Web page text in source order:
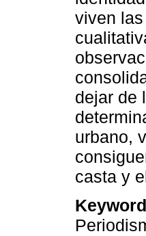
viven
dejar de
urbano,
casta y